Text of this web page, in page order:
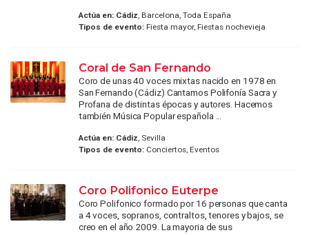
Actúa en: Cádiz, Barcelona, Toda España
Tipos de evento:Fiesta mayor, Fiestas nochevieja
Coral de San Fernando
Coro de unas 40 voces mixtas nacido en 1978 en
San Fernando (Cádiz) Cantamos Polifonía Sacra y
Profana de distintas épocas y autores. Hacemos
también Música Popular española ...
Actúa en: Cádiz , Sevilla
Tipos de evento:Conciertos, Eventos
Coro Polifonico Euterpe
Coro Polifonico formado por 16 personas que canta
a 4 voces, sopranos, contraltos, tenores y bajos, se
creo en el año 2009. La mayoria de sus